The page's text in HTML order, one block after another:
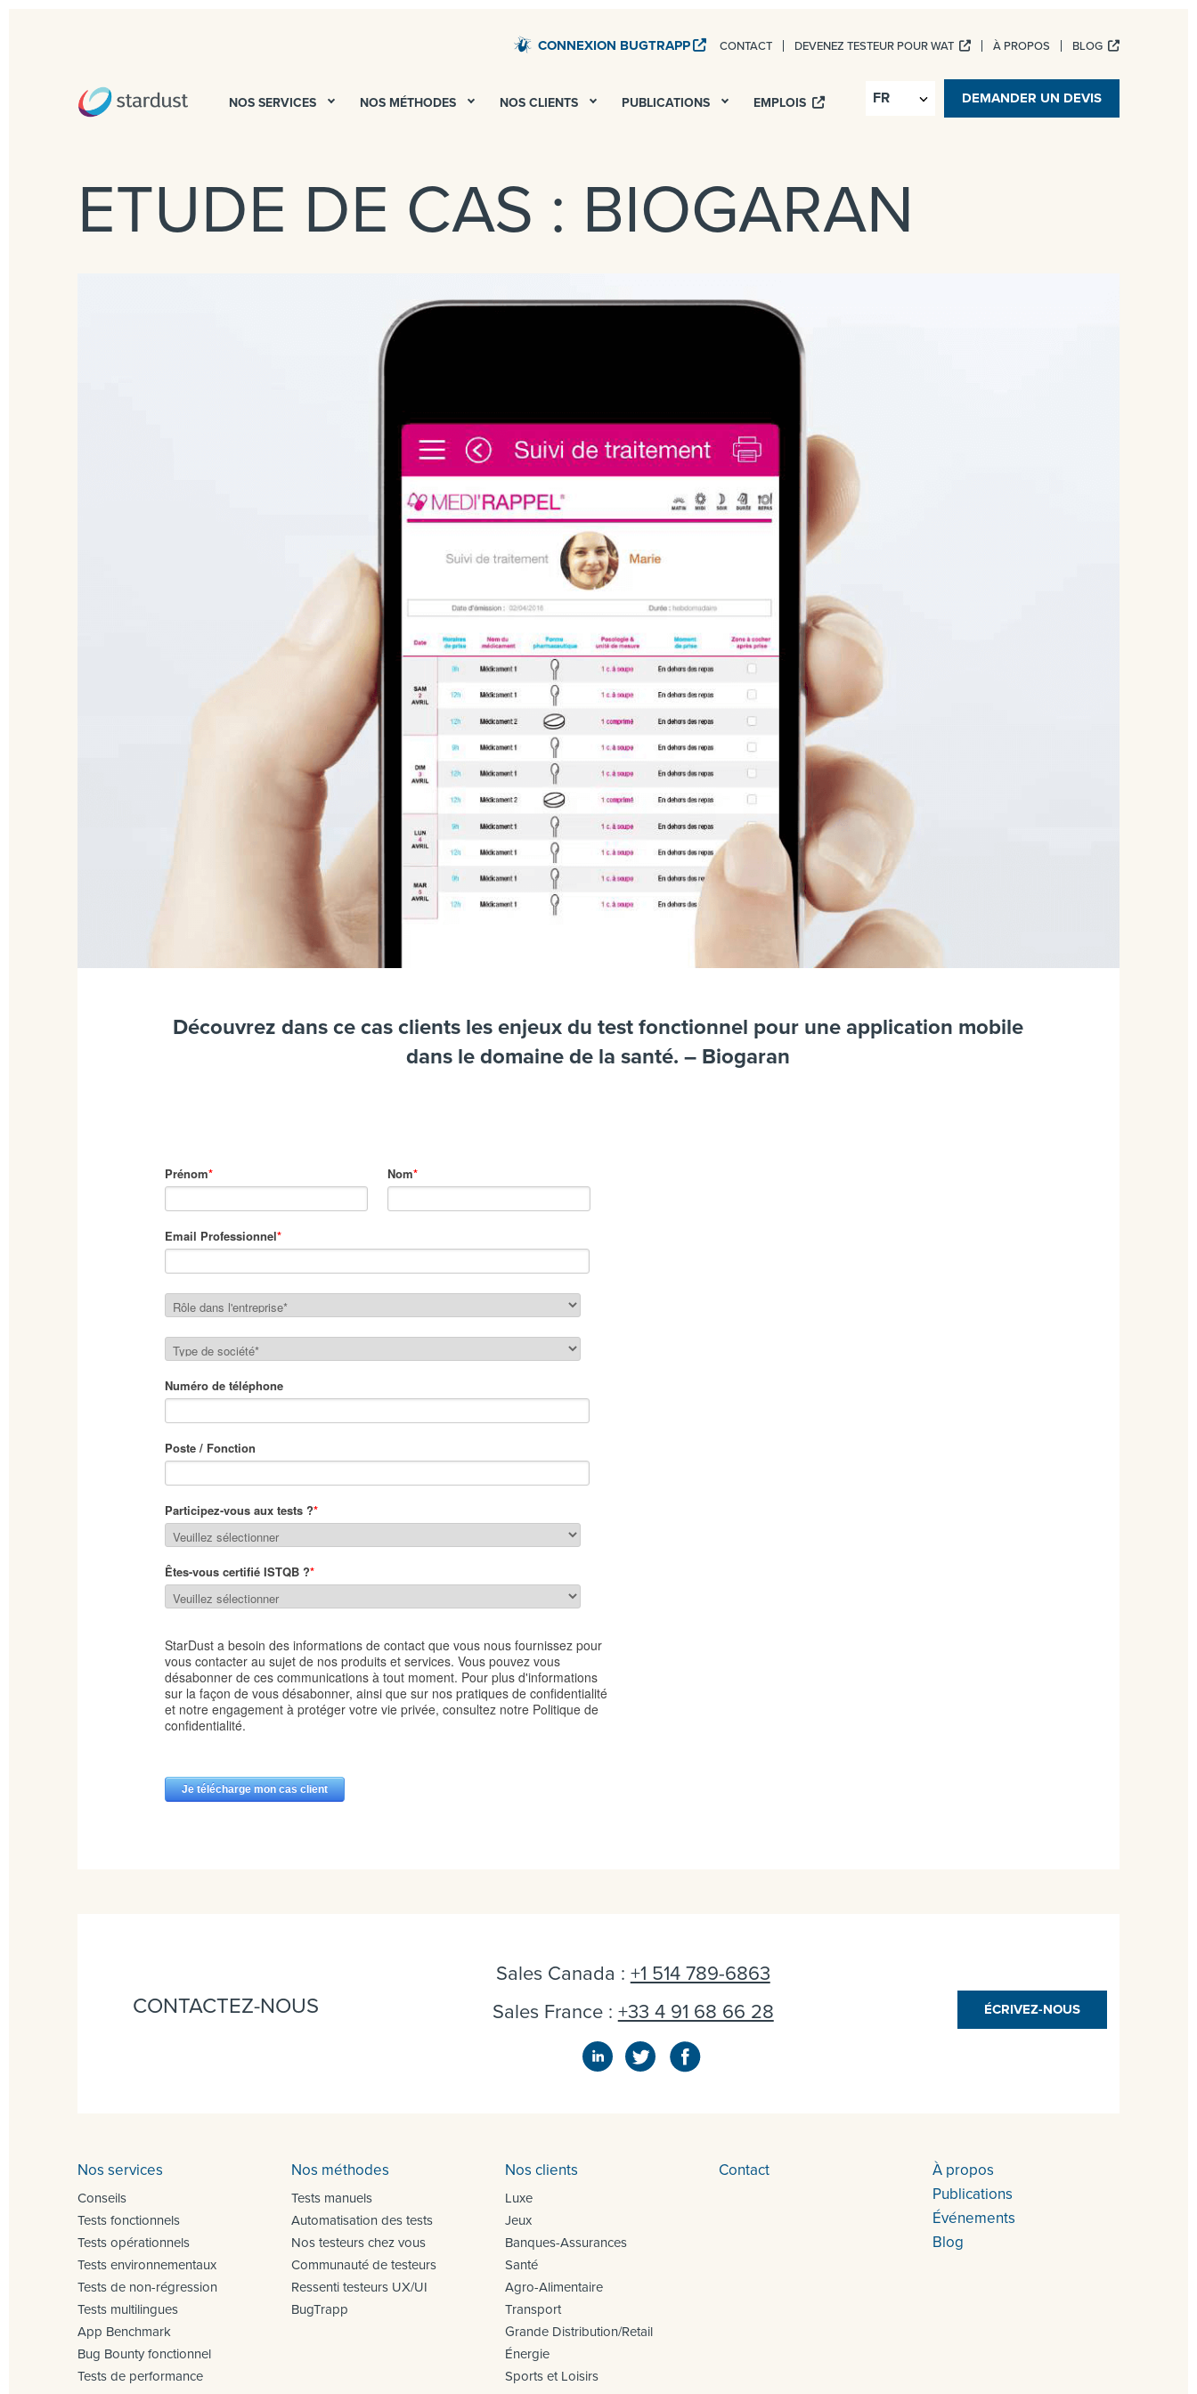
CONNEXION BUGTRAPP CONTACT DEVENEZ TESTEUR POUR WAT À PROPOS BLOG
NOS SERVICES
NOS MÉTHODES NOS CLIENTS PUBLICATIONS EMPLOIS DEMANDER UN DEVIS
ETUDE DE CAS : BIOGARAN
Découvrez dans ce cas clients les enjeux du test fonctionnel pour une application mobile
dans le domaine de la santé. – Biogaran
CONTACTEZ-NOUS
Sales Canada : +1 514 789-6863
Sales France : +33 4 91 68 66 28 ÉCRIVEZ-NOUS
Nos services
Conseils
Tests fonctionnels
Tests opérationnels
Tests environnementaux
Tests de non-régression
Tests multilingues
App Benchmark
Bug Bounty fonctionnel
Tests de performance
Nos méthodes
Tests manuels
Automatisation des tests
Nos testeurs chez vous
Communauté de testeurs
Ressenti testeurs UX/UI
BugTrapp
Nos clients
Luxe
Jeux
Banques-Assurances
Santé
Agro-Alimentaire
Transport
Grande Distribution/Retail
Énergie
Sports et Loisirs
Contact
À propos
Publications
Événements
Blog